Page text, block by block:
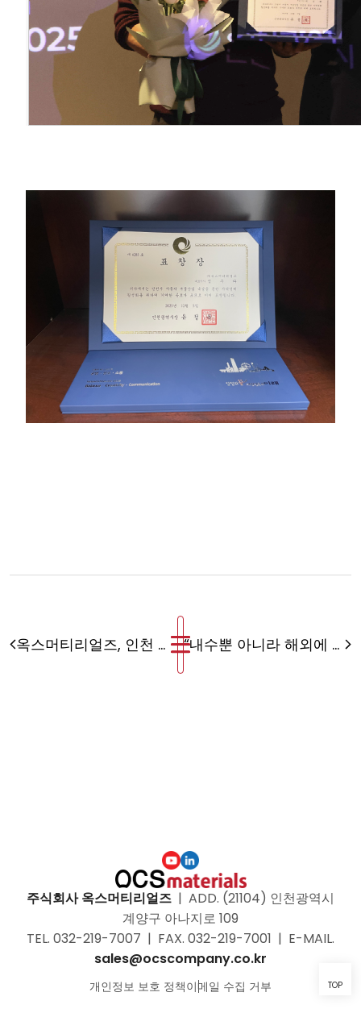
옥스머티리얼즈, 인천 중소기업 ESG 인증 취득 지원사업 연계 에코바디스 골드 취득 “내수뿐 아니라 해외에 나가려면 ESG는 필수인 시대" 옥스머티리얼즈 에코바디스 골드 등급 획득
TOP
주식회사 옥스머티리얼즈 | ADD. (21104) 인천광역시
계양구 아나지로 109
TEL. 032-219-7007 | FAX. 032-219-7001 | E-MAIL.
sales@ocscompany.co.kr
개인정보 보호 정책이메일 수집 거부